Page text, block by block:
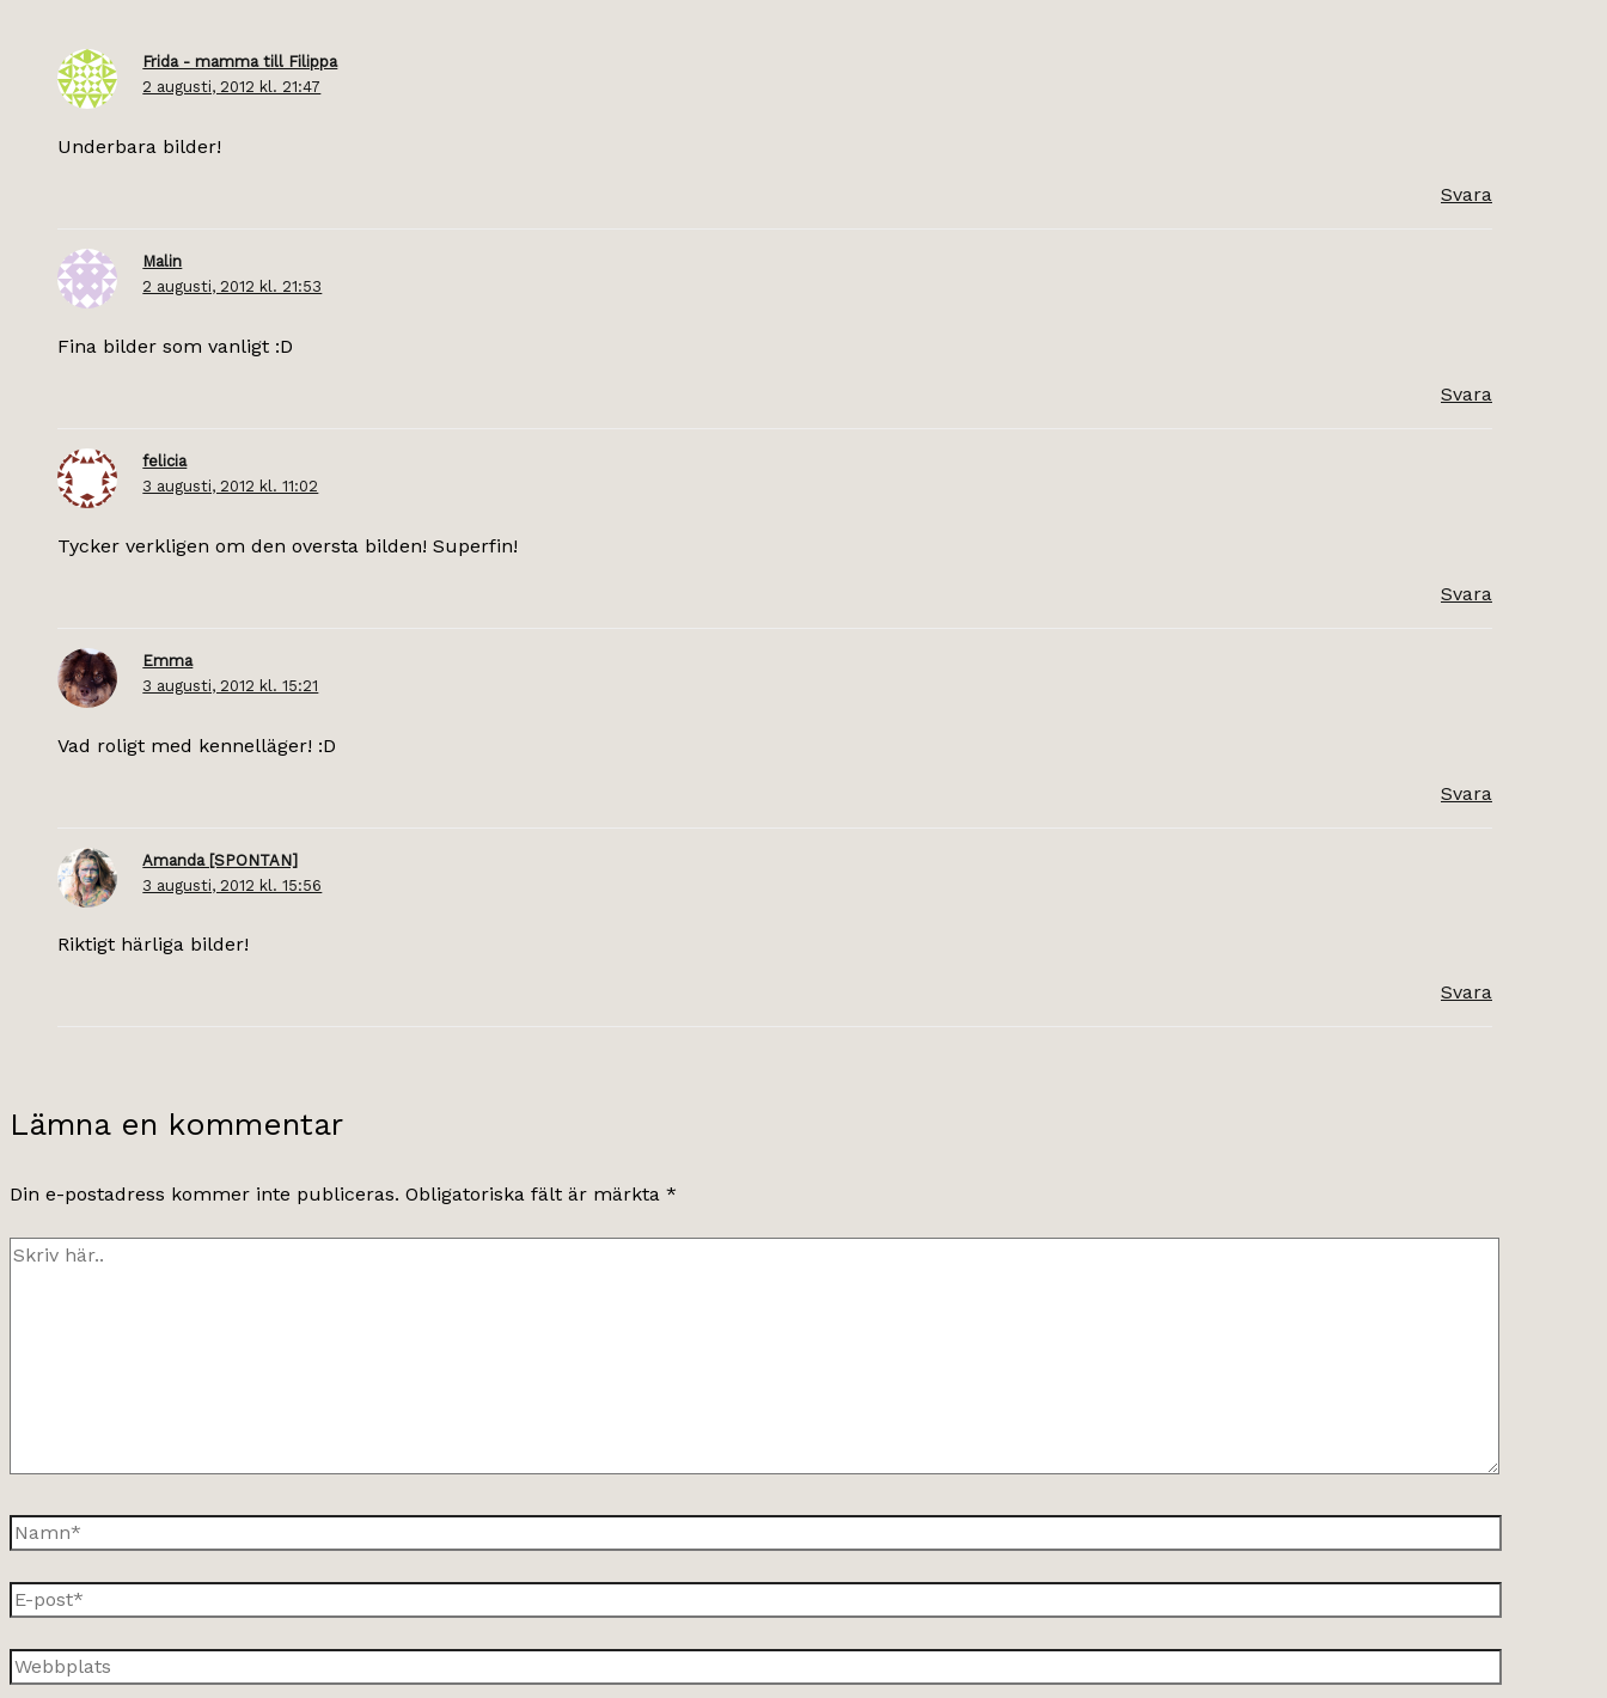
Frida - mamma till Filippa
2 augusti, 2012 kl. 21:47
Underbara bilder!
Svara
Malin
2 augusti, 2012 kl. 21:53
Fina bilder som vanligt :D
Svara
felicia
3 augusti, 2012 kl. 11:02
Tycker verkligen om den oversta bilden! Superfin!
Svara
Emma
3 augusti, 2012 kl. 15:21
Vad roligt med kennelläger! :D
Svara
Amanda [SPONTAN]
3 augusti, 2012 kl. 15:56
Riktigt härliga bilder!
Svara
Lämna en kommentar
Din e-postadress kommer inte publiceras. Obligatoriska fält är märkta *
Skriv
Namn*
E-
post*
Webbplats